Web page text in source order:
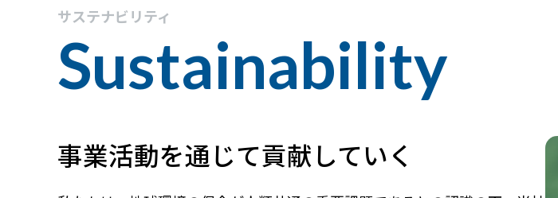
サステナビリティ
Sustainability
事業活動を通じて貢献していく